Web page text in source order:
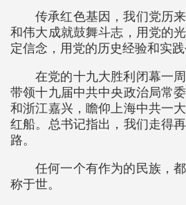
传承红色基因，我们党历
和伟大成就鼓舞斗志，用党的
定信念，用党的历史经验和实践
在党的十九大胜利闭幕一
带领十九届中共中央政治局常
和浙江嘉兴，瞻仰上海中共一
红船。总书记指出，我们走得
路。
任何一个有作为的民族，
称于世。